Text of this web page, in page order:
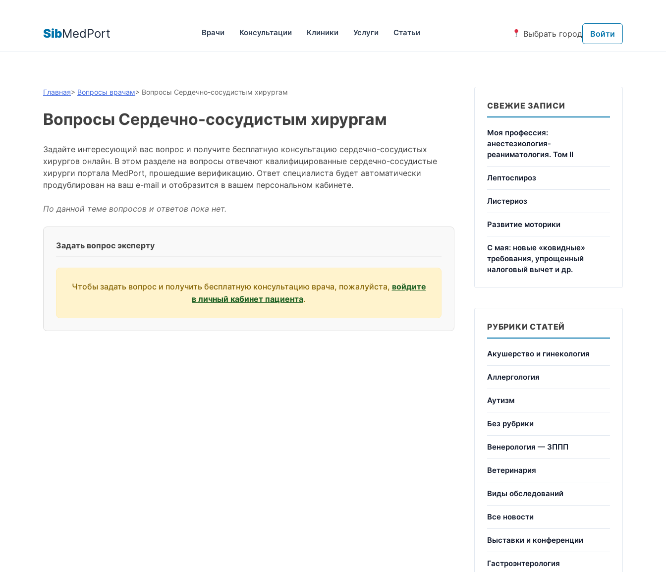
SibMedPort Врачи Консультации Клиники Услуги Статьи Выбрать город Войти
Главная> Вопросы врачам> Вопросы Сердечно-сосудистым хирургам
Вопросы Сердечно-сосудистым хирургам
Задайте интересующий вас вопрос и получите бесплатную консультацию сердечно-сосудистых
хирургов онлайн. В этом разделе на вопросы отвечают квалифицированные сердечно-сосудистые
хирурги портала MedPort, прошедшие верификацию. Ответ специалиста будет автоматически
продублирован на ваш e-mail и отобразится в вашем персональном кабинете.
По данной теме вопросов и ответов пока нет.
Задать вопрос эксперту
Чтобы задать вопрос и получить бесплатную консультацию врача, пожалуйста, войдите
в личный кабинет пациента.
СВЕЖИЕ ЗАПИСИ
Моя профессия:
анестезиология-
реаниматология. Том II
Лептоспироз
Листериоз
Развитие моторики
С мая: новые «ковидные»
требования, упрощенный
налоговый вычет и др.
РУБРИКИ СТАТЕЙ
Акушерство и гинекология
Аллергология
Аутизм
Без рубрики
Венерология — ЗППП
Ветеринария
Виды обследований
Все новости
Выставки и конференции
Гастроэнтерология